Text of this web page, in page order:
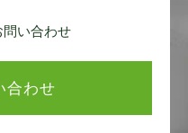
問い合わせ
合わせ